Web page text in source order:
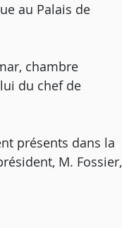
au Palais de
chambre
du chef de
présents dans la
M. Fossier,